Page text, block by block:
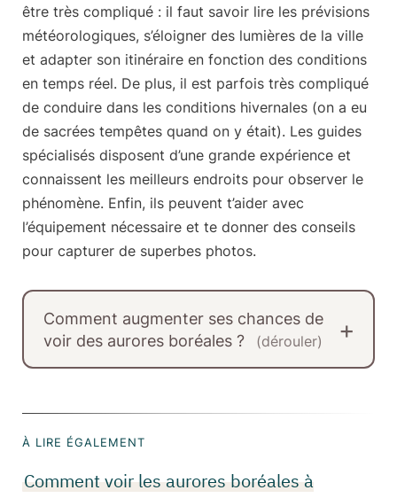
être très compliqué : il faut savoir lire les prévisions
météorologiques, s’éloigner des lumières de la ville
et adapter son itinéraire en fonction des conditions
en temps réel. De plus, il est parfois très compliqué
de conduire dans les conditions hivernales (on a eu
de sacrées tempêtes quand on y était). Les guides
spécialisés disposent d’une grande expérience et
connaissent les meilleurs endroits pour observer le
phénomène. Enfin, ils peuvent t’aider avec
l’équipement nécessaire et te donner des conseils
pour capturer de superbes photos.
Comment augmenter ses chances de
voir des aurores boréales ?
(dérouler)
À LIRE ÉGALEMENT
Comment voir les aurores boréales à